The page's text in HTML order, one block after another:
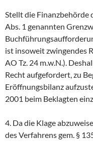
Stellt die Finanzbehörde
Abs. 1 genannten
ist insoweit zwingendes
AO Tz. 24 m.w.N.).
Recht aufgefordert, zu
Eröffnungsbilanz
2001 beim Beklagten
4. Da die Klage
des Verfahrens gem. §